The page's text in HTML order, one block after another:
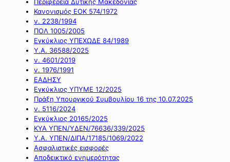
Κανονισμός ΕΟΚ 574/1972
ν. 2238/1994
ΠΟΛ 1005/2005
Εγκύκλιος ΥΠΕΧΩΔΕ 84/1989
Υ.Α. 36588/2025
ν. 4601/2019
ν. 1976/1991
ΕΑΔΗΣΥ
Εγκύκλιος ΥΠΥΜΕ 12/2025
Πράξη Υπουργικού Συμβουλίου 16 της 10.07.2025
ν. 5116/2024
Εγκύκλιος 20165/2025
ΚΥΑ ΥΠΕΝ/ΥΔΕΝ/76636/339/2025
Υ.Α. ΥΠΕΝ/ΔΙΠΑ/17185/1069/2022
Ασφαλιστικές εισφορές
Αποδεικτικό ενημερότητας